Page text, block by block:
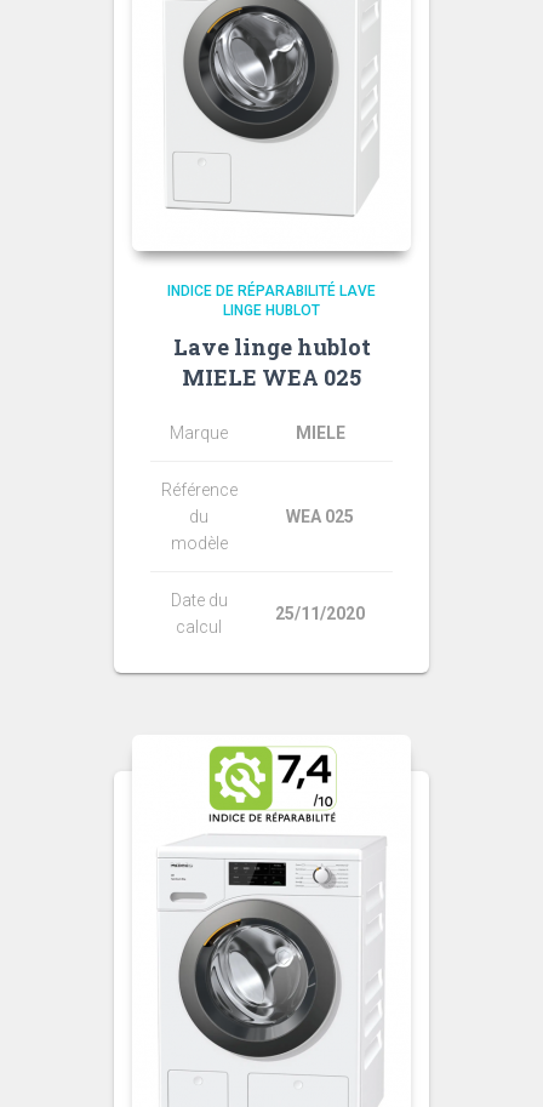
INDICE DE RÉPARABILITÉ LAVE
LINGE HUBLOT
Lave linge hublot
MIELE WEA 025
Marque MIELE
Référence
du
modèle
WEA 025
Date du
calcul
25/11/2020